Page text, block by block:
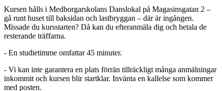
Kursen hålls i Medborgarskolans Danslokal på Magasinsgatan 2 –
gå runt huset till baksidan och lastbryggan – där är ingången.
Missade du kursstarten? Då kan du efteranmäla dig och betala de
resterande träffarna.
- En studietimme omfattar 45 minuter.
- Vi kan inte garantera en plats förrän tillräckligt många anmälningar
inkommit och kursen blir startklar. Invänta en kallelse som kommer
med posten.